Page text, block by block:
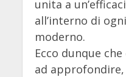
unita a
all’interno di
moderno.
Ecco dunque
ad